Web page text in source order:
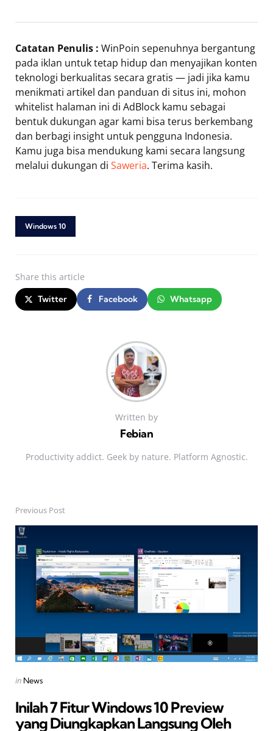
Catatan Penulis : WinPoin sepenuhnya bergantung
pada iklan untuk tetap hidup dan menyajikan konten
teknologi berkualitas secara gratis — jadi jika kamu
menikmati artikel dan panduan di situs ini, mohon
whitelist halaman ini di AdBlock kamu sebagai
bentuk dukungan agar kami bisa terus berkembang
dan berbagi insight untuk pengguna Indonesia.
Kamu juga bisa mendukung kami secara langsung
melalui dukungan di Saweria. Terima kasih.
Windows 10
Share this article
Twitter Facebook Whatsapp
Written by
Febian
Productivity addict. Geek by nature. Platform Agnostic.
Post
navigation
Previous Post
Posted
in News
Inilah 7 Fitur Windows 10 Preview
yang Diungkapkan Langsung Oleh